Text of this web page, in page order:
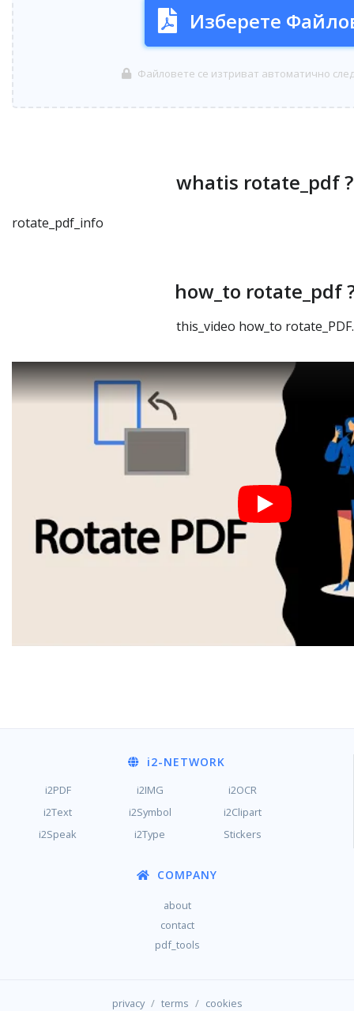
Изберете
Файловете се изтриват автоматично
whatis rotate_pdf ?
rotate_pdf_info
how_to rotate_pdf
this_video how_to rotate_PDF.
i2-NETWORK
i2PDF i2IMG
i2OCR
i2Text
i2Symbol
i2Clipart
i2Speak
i2Type Stickers
COMPANY
about
contact
pdf_tools
privacy / terms / cookies